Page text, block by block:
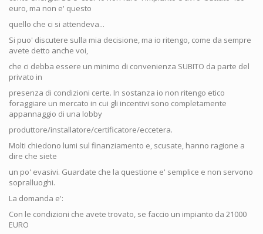
euro, ma non e' questo
quello che ci si attendeva...
Si puo' discutere sulla mia decisione, ma io ritengo, come da sempre
avete detto anche voi,
che ci debba essere un minimo di convenienza SUBITO da parte del
privato in
presenza di condizioni certe. In sostanza io non ritengo etico
foraggiare un mercato in cui gli incentivi sono completamente
appannaggio di una lobby
produttore/installatore/certificatore/eccetera.
Molti chiedono lumi sul finanziamento e, scusate, hanno ragione a
dire che siete
un po' evasivi. Guardate che la questione e' semplice e non servono
sopralluoghi.
La domanda e':
Con le condizioni che avete trovato, se faccio un impianto da 21000
EURO